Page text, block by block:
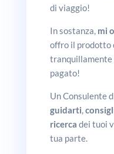
di viaggio!
In sostanza, mi
offro il prodotto
pagato!
Un Consulente
guidarti,
ricerca dei tuoi
tua parte.